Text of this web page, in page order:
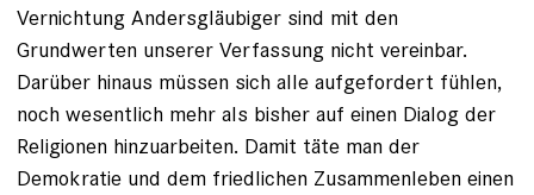
Vernichtung Andersgläubiger sind mit den
Grundwerten unserer Verfassung nicht vereinbar.
Darüber hinaus müssen sich alle aufgefordert fühlen,
noch wesentlich mehr als bisher auf einen Dialog der
Religionen hinzuarbeiten. Damit täte man der
Demokratie und dem friedlichen Zusammenleben einen